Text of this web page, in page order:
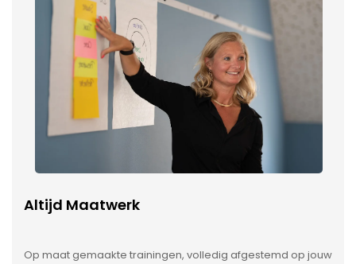
Altijd Maatwerk
Op maat gemaakte trainingen, volledig afgestemd op jouw